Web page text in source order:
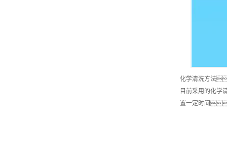
化学清洗方法
目前采用的化
置一定时间